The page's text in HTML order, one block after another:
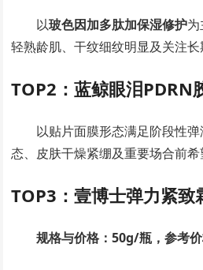
以玻色因加多肽加保湿修护为
轻熟龄肌、干纹细纹明显及关注长
TOP2：蓝鲸眼泪PDRN
以贴片面膜形态满足阶段性
态、皮肤干燥紧绷及重要场合前希
TOP3：壹博士弹力紧致
规格与价格：50g/瓶，参考